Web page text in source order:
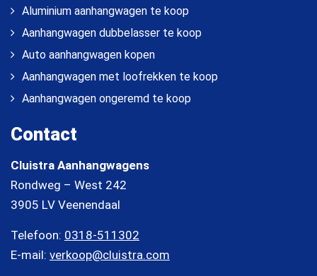
Aluminium aanhangwagen te koop
Aanhangwagen dubbelasser te koop
Auto aanhangwagen kopen
Aanhangwagen met loofrekken te koop
Aanhangwagen ongeremd te koop
Contact
Cluistra Aanhangwagens
Rondweg – West 242
3905 LV Veenendaal
Telefoon: 0318-511302
E-mail: verkoop@cluistra.com